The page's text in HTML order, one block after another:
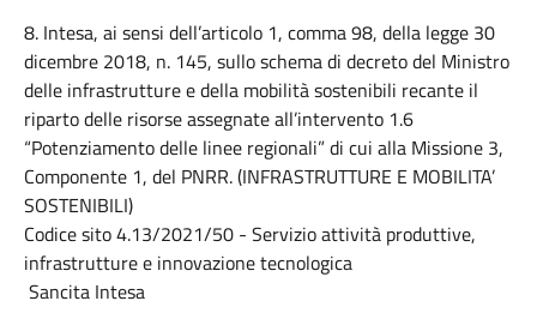
8. Intesa, ai sensi dell’articolo 1, comma 98, della legge 30
dicembre 2018, n. 145, sullo schema di decreto del Ministro
delle infrastrutture e della mobilità sostenibili recante il
riparto delle risorse assegnate all’intervento 1.6
“Potenziamento delle linee regionali” di cui alla Missione 3,
Componente 1, del PNRR. (INFRASTRUTTURE E MOBILITA’
SOSTENIBILI)
Codice sito 4.13/2021/50 - Servizio attività produttive,
infrastrutture e innovazione tecnologica
Sancita Intesa